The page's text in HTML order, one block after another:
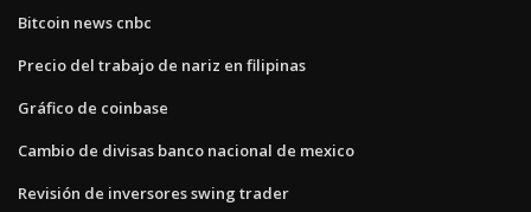
Bitcoin news cnbc
Precio del trabajo de nariz en filipinas
Gráfico de coinbase
Cambio de divisas banco nacional de mexico
Revisión de inversores swing trader